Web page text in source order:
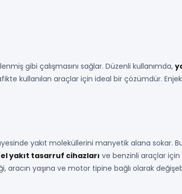
gibi çalışmasını sağlar. Düzenli kullanımda,
kullanılan araçlar için ideal bir çözümdür.
yakıt moleküllerini manyetik alana sokar.
yakıt tasarruf cihazları ve benzinli araçlar
aracın yaşına ve motor tipine bağlı olarak